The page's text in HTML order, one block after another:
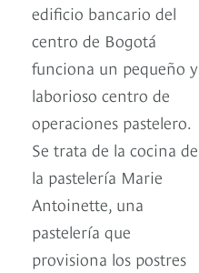
edificio bancario del
centro de Bogotá
funciona un pequeño y
laborioso centro de
operaciones pastelero.
Se trata de la cocina de
la pastelería Marie
Antoinette, una
pastelería que
provisiona los postres